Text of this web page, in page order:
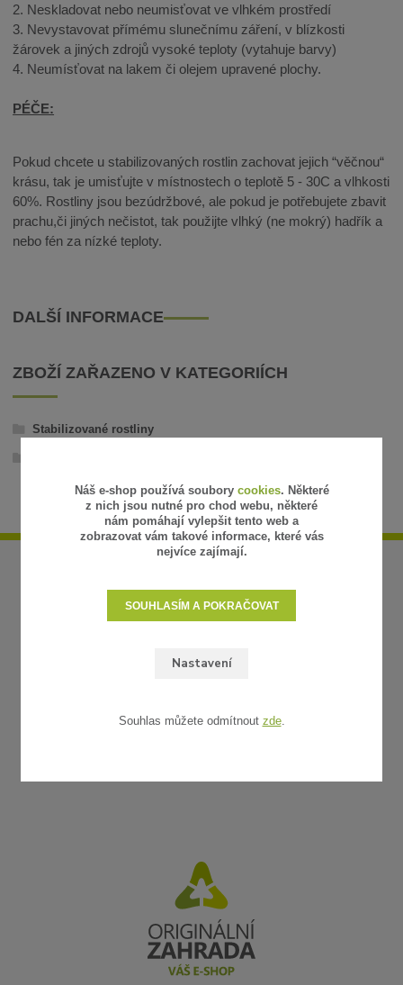
2. Neskladovat nebo neumisťovat ve vlhkém prostředí
3. Nevystavovat přímému slunečnímu záření, v blízkosti
žárovek a jiných zdrojů vysoké teploty (vytahuje barvy)
4. Neumísťovat na lakem či olejem upravené plochy.
PÉČE:
Pokud chcete u stabilizovaných rostlin zachovat jejich “věčnou“
krásu, tak je umisťujte v místnostech o teplotě 5 - 30C a vlhkosti
60%. Rostliny jsou bezúdržbové, ale pokud je potřebujete zbavit
prachu,či jiných nečistot, tak použijte vlhký (ne mokrý) hadřík a
nebo fén za nízké teploty.
DALŠÍ INFORMACE
ZBOŽÍ ZAŘAZENO V KATEGORIÍCH
Stabilizované rostliny
Náš e-shop používá soubory cookies. Některé
z nich jsou nutné pro chod webu, některé
nám pomáhají vylepšit tento web a
zobrazovat vám takové informace, které vás
nejvíce zajímají.
Nastavení
SOUHLASÍM A POKRAČOVAT
Souhlas můžete odmítnout zde.